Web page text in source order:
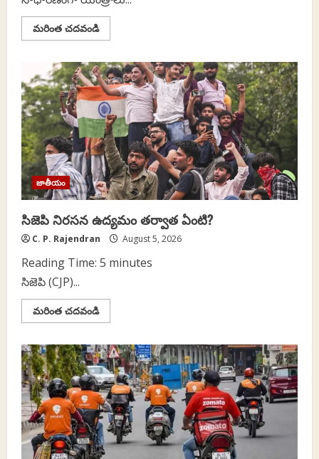
మరింత చదవండిRead
more
ఉద్యోగ
నష్టాన్ని
పరిష్కరించడానికి
మూలధనంపై
పన్ను
వేయండి-
శ్రమపై
కాదు
జాతీయం
సిజెపి నిరసన ఉద్యమం తర్వాత ఏంటి?
C. P. Rajendran August 5, 2026
Reading Time: 5 minutes
సిజెపి (CJP)...
మరింత చదవండిRead
more
నిరసన
ఉద్యమం
తర్వాత
ఏంటి?